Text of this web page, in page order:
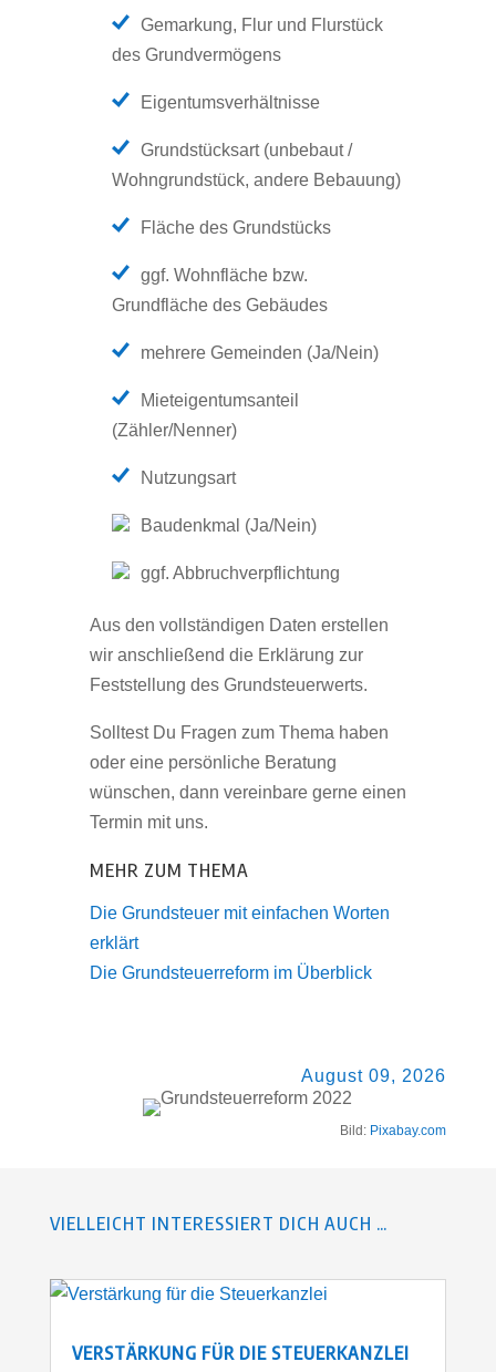
Gemarkung, Flur und Flurstück
des Grundvermögens
Eigentumsverhältnisse
Grundstücksart (unbebaut /
Wohngrundstück, andere Bebauung)
Fläche des Grundstücks
ggf. Wohnfläche bzw.
Grundfläche des Gebäudes
mehrere Gemeinden (Ja/Nein)
Mieteigentumsanteil
(Zähler/Nenner)
Nutzungsart
Baudenkmal (Ja/Nein)
ggf. Abbruchverpflichtung
Aus den vollständigen Daten erstellen
wir anschließend die Erklärung zur
Feststellung des Grundsteuerwerts.
Solltest Du Fragen zum Thema haben
oder eine persönliche Beratung
wünschen, dann vereinbare gerne einen
Termin mit uns.
MEHR ZUM THEMA
Die Grundsteuer mit einfachen Worten
erklärt
Die Grundsteuerreform im Überblick
August 09, 2026
Bild: Pixabay.com
VIELLEICHT INTERESSIERT DICH AUCH …
VERSTÄRKUNG FÜR DIE STEUERKANZLEI